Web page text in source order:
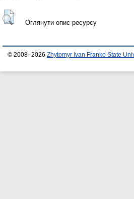
Оглянути опис ресурсу
© 2008–2026 Zhytomyr Ivan Franko State